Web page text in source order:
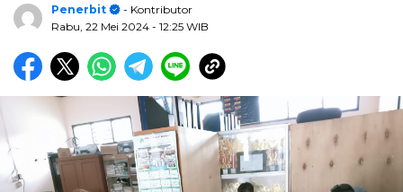
Penerbit
- Kontributor
Rabu, 22 Mei 2024 - 12:25 WIB